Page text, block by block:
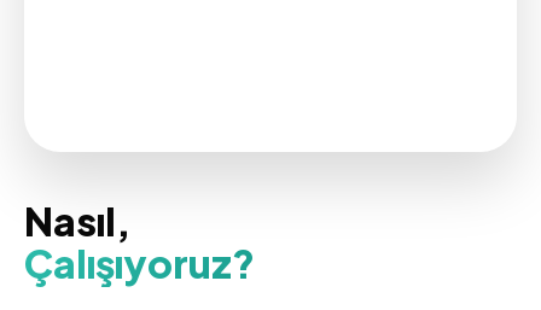
Nasıl,
Çalışıyoruz?